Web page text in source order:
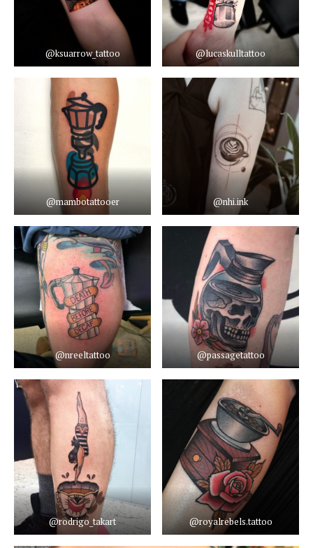
@ksuarrow_tattoo @lucaskulltattoo
@mambotattooer @nhi.ink
@nreeltattoo @passagetattoo
@rodrigo_takart @royalrebels.tattoo